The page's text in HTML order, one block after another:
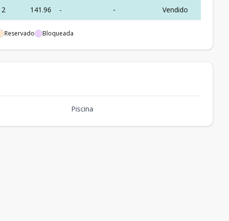
2 141.96 - - Vendido
2 130.19 -
2 130.19 - - Vendido
Reservado Bloqueada
Piscina